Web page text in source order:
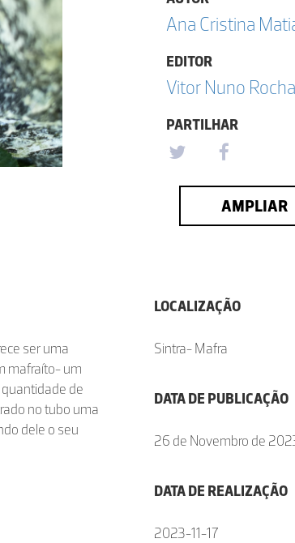
Ana Cristina
EDITOR
Vitor Nuno
PARTILHAR
AMPLIAR
ser uma
mafraíto- um
de
no tubo uma
dele o seu
LOCALIZAÇÃO
Sintra- Mafra
DATA DE PUBLICAÇÃO
26 de Novembro de
DATA DE REALIZAÇÃO
2023-11-17